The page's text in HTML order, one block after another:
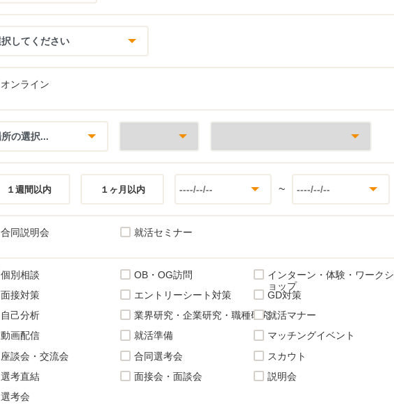
オンライン
１週間以内
１ヶ月以内 ~
合同説明会 就活セミナー
個別相談 OB・OG訪問
インターン・体験・ワークシ
ョップ
面接対策
エントリーシート対策
GD対策
自己分析
業界研究・企業研究・職種研究就活マナー
動画配信
就活準備
マッチングイベント
座談会・交流会
合同選考会
スカウト
選考直結
面接会・面談会
説明会
選考会